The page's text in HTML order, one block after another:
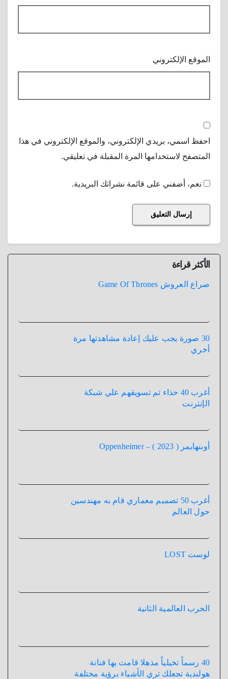
الموقع الإلكتروني
احفظ اسمي، بريدي الإلكتروني، والموقع الإلكتروني في هذا
المتصفح لاستخدامها المرة المقبلة في تعليقي.
نعم، أضفني على قائمة نشراتك البريدية.
الأكثر قراءة
صراع العروش Game Of Thrones
30 صورة يجب عليك إعادة مشاهدتها مرة
أخري
أغرب 40 حذاء تم تسويقهم علي شبكة
الإنترنت
أوبنهايمر ( 2023 ) – Oppenheimer
أغرب 50 تصميم معماري قام به مهندسين
حول العالم
لوست LOST
الحرب العالمية الثانية
40 رسماً تخيلياً مذهلا قامت بها فنانة
هولندية تجعلك تري الأشياء برؤية مختلفة